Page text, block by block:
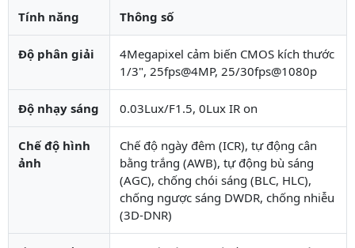
Tính năng Thông số
Độ phân giải
4Megapixel cảm biến CMOS kích thước
1/3", 25fps@4MP, 25/30fps@1080p
Độ nhạy sáng 0.03Lux/F1.5, 0Lux IR on
Chế độ hình
ảnh
Chế độ ngày đêm (ICR), tự động cân
bằng trắng (AWB), tự động bù sáng
(AGC), chống chói sáng (BLC, HLC),
chống ngược sáng DWDR, chống nhiễu
(3D-DNR)